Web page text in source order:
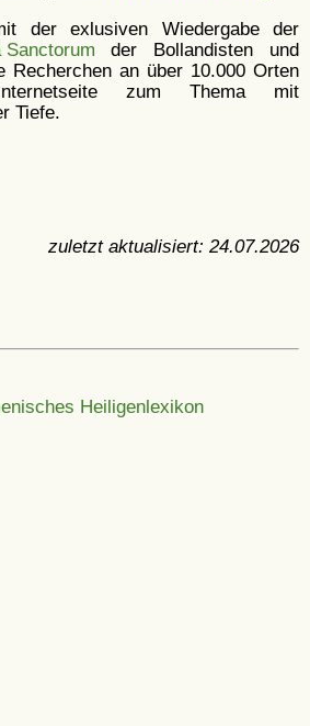
der exlusiven Wiedergabe der
Sanctorum der Bollandisten und
Recherchen an über 10.000 Orten
zum Thema mit
Tiefe.
zuletzt aktualisiert: 24.07.2026
Heiligenlexikon